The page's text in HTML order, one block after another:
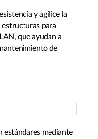
y agilice la
estructuras para
que ayudan a
de
estándares mediante